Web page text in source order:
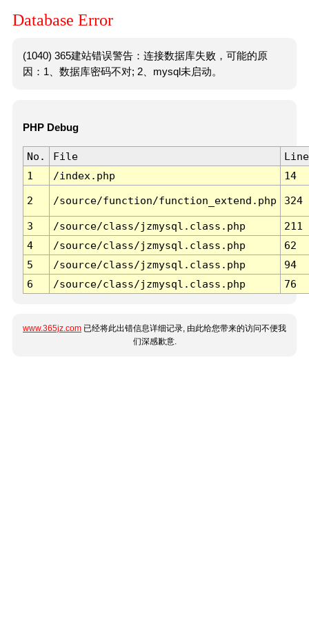
Database Error
(1040) 365建站错误警告：连接数据库失败，可能的原
因：1、数据库密码不对; 2、mysql未启动。
PHP Debug
No. File
Line
1
/index.php 14
2 /source/function/function_extend.php 324
3 /source/class/jzmysql.class.php
211
4
/source/class/jzmysql.class.php
62
5
/source/class/jzmysql.class.php
94
6
/source/class/jzmysql.class.php 76
www.365jz.com 已经将此出错信息详细记录, 由此给您带来的访问不便我
们深感歉意.